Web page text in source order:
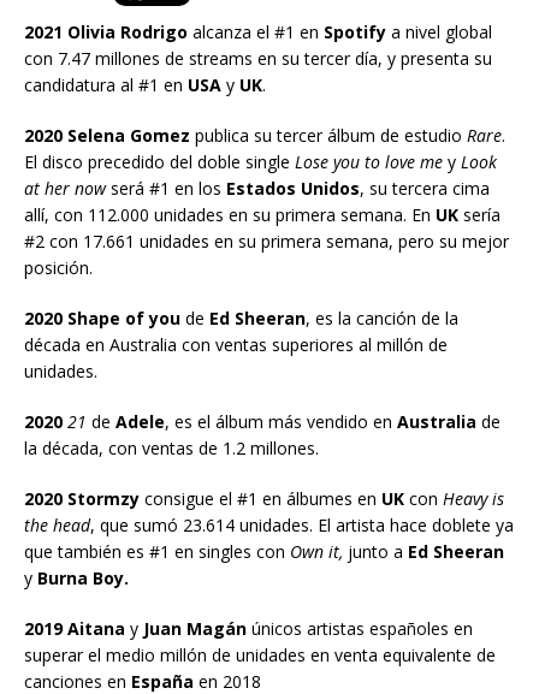
2021 Olivia Rodrigo alcanza el #1 en Spotify a nivel global
con 7.47 millones de streams en su tercer día, y presenta su
candidatura al #1 en USA y UK.
2020 Selena Gomez publica su tercer álbum de estudio Rare.
El disco precedido del doble single Lose you to love me y Look
at her nowserá #1 en los Estados Unidos, su tercera cima
allí, con 112.000 unidades en su primera semana. En UK sería
#2 con 17.661 unidades en su primera semana, pero su mejor
posición.
2020 Shape of you de Ed Sheeran, es la canción de la
década en Australia con ventas superiores al millón de
unidades.
2020 21 de Adele, es el álbum más vendido en Australia de
la década, con ventas de 1.2 millones.
2020 Stormzy consigue el #1 en álbumes en UK con Heavy is
the head, que sumó 23.614 unidades. El artista hace doblete ya
que también es #1 en singles con Own it, junto a Ed Sheeran
y Burna Boy.
2019 Aitana y Juan Magán únicos artistas españoles en
superar el medio millón de unidades en venta equivalente de
canciones en España en 2018